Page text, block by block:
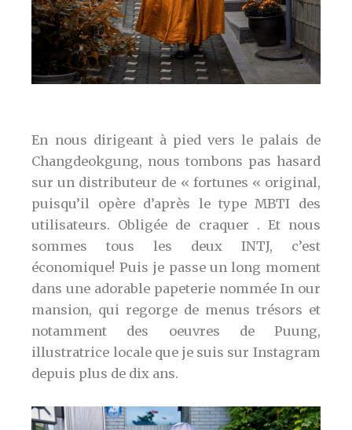
En nous dirigeant à pied vers le palais de
Changdeokgung, nous tombons pas hasard
sur un distributeur de « fortunes « original,
puisqu’il opère d’après le type MBTI des
utilisateurs. Obligée de craquer . Et nous
sommes tous les deux INTJ, c’est
économique! Puis je passe un long moment
dans une adorable papeterie nommée In our
mansion, qui regorge de menus trésors et
notamment des oeuvres de Puung,
illustratrice locale que je suis sur Instagram
depuis plus de dix ans.